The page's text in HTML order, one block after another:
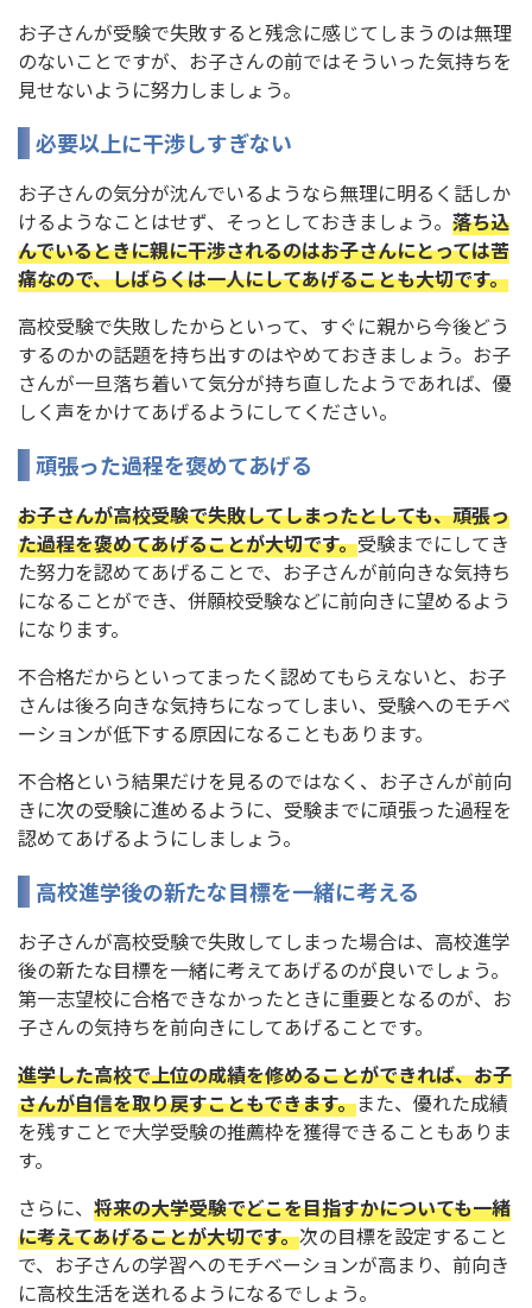
お子さんが受験で失敗すると残念に感じてしまうのは無理
のないことですが、お子さんの前ではそういった気持ちを
見せないように努力しましょう。
必要以上に干渉しすぎない
お子さんの気分が沈んでいるようなら無理に明るく話しか
けるようなことはせず、そっとしておきましょう。 落ち込
んでいるときに親に干渉されるのはお子さんにとっては苦
痛なので、しばらくは一人にしてあげることも大切です。
高校受験で失敗したからといって、すぐに親から今後どう
するのかの話題を持ち出すのはやめておきましょう。お子
さんが一旦落ち着いて気分が持ち直したようであれば、優
しく声をかけてあげるようにしてください。
頑張った過程を褒めてあげる
お子さんが高校受験で失敗してしまったとしても、頑張っ
た過程を褒めてあげることが大切です。受験までにしてき
た努力を認めてあげることで、お子さんが前向きな気持ち
になることができ、併願校受験などに前向きに望めるよう
になります。
不合格だからといってまったく認めてもらえないと、お子
さんは後ろ向きな気持ちになってしまい、受験へのモチベ
ーションが低下する原因になることもあります。
不合格という結果だけを見るのではなく、お子さんが前向
きに次の受験に進めるように、受験までに頑張った過程を
認めてあげるようにしましょう。
高校進学後の新たな目標を一緒に考える
お子さんが高校受験で失敗してしまった場合は、高校進学
後の新たな目標を一緒に考えてあげるのが良いでしょう。
第一志望校に合格できなかったときに重要となるのが、お
子さんの気持ちを前向きにしてあげることです。
進学した高校で上位の成績を修めることができれば、お子
さんが自信を取り戻すこともできます。また、優れた成績
を残すことで大学受験の推薦枠を獲得できることもありま
す。
さらに、 将来の大学受験でどこを目指すかについても一緒
に考えてあげることが大切です。次の目標を設定すること
で、お子さんの学習へのモチベーションが高まり、前向き
に高校生活を送れるようになるでしょう。